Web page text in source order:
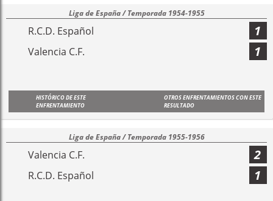
Liga de España / Temporada 1954-1955
R.C.D. Español 1
Valencia C.F. 1
HISTÓRICO DE ESTE
ENFRENTAMIENTO
OTROS ENFRENTAMIENTOS CON ESTE
RESULTADO
Liga de España / Temporada 1955-1956
Valencia C.F. 2
R.C.D. Español 1